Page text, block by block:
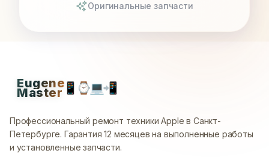
Оригинальные запчасти
Eugene
Master📱 ⌚💻📲
Профессиональный ремонт техники Apple в Санкт-
Петербурге. Гарантия 12 месяцев на выполненные работы
и установленные запчасти.